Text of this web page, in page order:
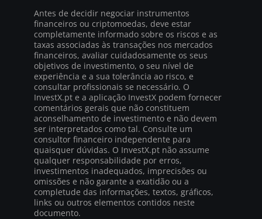
Antes de decidir negociar instrumentos
financeiros ou criptomoedas, deve estar
completamente informado sobre os riscos e as
taxas associadas às transações nos mercados
financeiros, avaliar cuidadosamente os seus
objetivos de investimento, o seu nível de
experiência e a sua tolerância ao risco, e
consultar profissionais se necessário. O
InvestX.pt e a aplicação InvestX podem fornecer
comentários gerais que não constituem
aconselhamento de investimento e não devem
ser interpretados como tal. Consulte um
consultor financeiro independente para
quaisquer dúvidas. O InvestX.pt não assume
qualquer responsabilidade por erros,
investimentos inadequados, imprecisões ou
omissões e não garante a exatidão ou a
completude das informações, textos, gráficos,
links ou outros elementos contidos neste
documento.